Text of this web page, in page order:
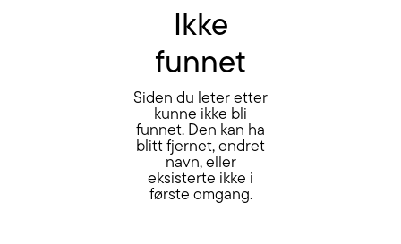
Ikke
funnet
Siden du leter etter
kunne ikke bli
funnet. Den kan ha
blitt fjernet, endret
navn, eller
eksisterte ikke i
første omgang.